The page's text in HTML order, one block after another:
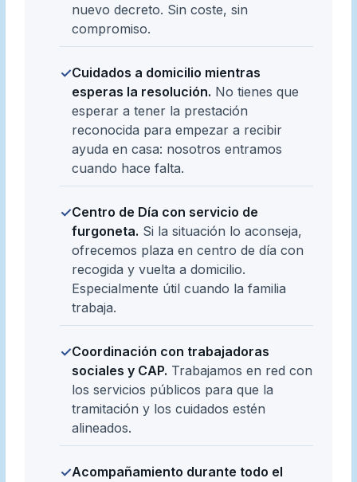
nuevo decreto. Sin coste, sin
compromiso.
✓Cuidados a domicilio mientras
esperas la resolución. No tienes que
esperar a tener la prestación
reconocida para empezar a recibir
ayuda en casa: nosotros entramos
cuando hace falta.
✓Centro de Día con servicio de
furgoneta. Si la situación lo aconseja,
ofrecemos plaza en centro de día con
recogida y vuelta a domicilio.
Especialmente útil cuando la familia
trabaja.
✓Coordinación con trabajadoras
sociales y CAP. Trabajamos en red con
los servicios públicos para que la
tramitación y los cuidados estén
alineados.
✓Acompañamiento durante todo el